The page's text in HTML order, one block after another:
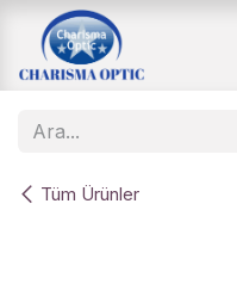
İçereği Atla
Tüm Ürünler